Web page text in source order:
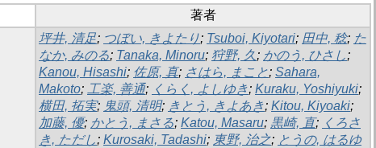
著者
坪井, 清足; つぼい, きよたり; Tsuboi, Kiyotari; 田中, 稔; た
なか, みのる; Tanaka, Minoru; 狩野, 久; かのう, ひさし;
Kanou, Hisashi; 佐原, 真; さはら, まこと; Sahara,
Makoto; 工楽, 善通; くらく, よしゆき; Kuraku, Yoshiyuki;
横田, 拓実; 鬼頭, 清明; きとう, きよあき; Kitou, Kiyoaki;
加藤, 優; かとう, まさる; Katou, Masaru; 黒崎, 直; くろさ
き, ただし; Kurosaki, Tadashi; 東野, 治之; とうの, はるゆ